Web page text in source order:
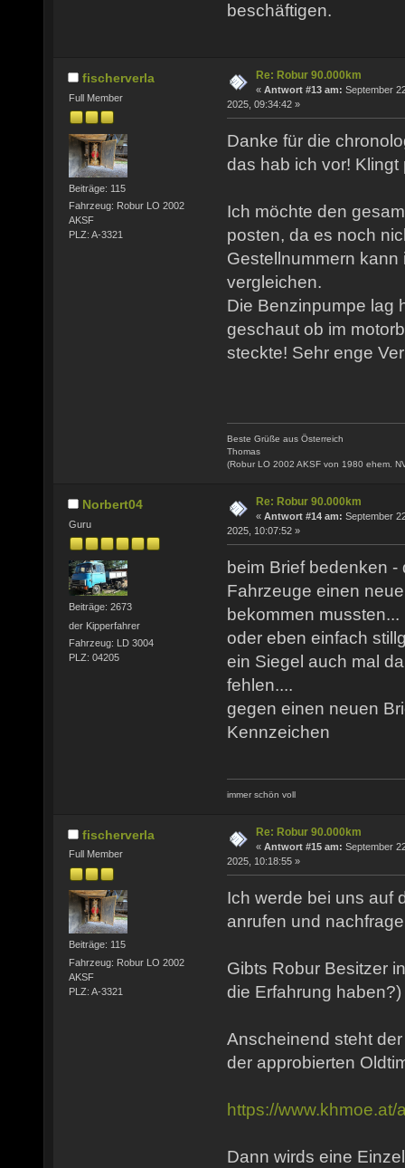
beschäftigen.
fischerverla
Full Member
Beiträge: 115
Fahrzeug: Robur LO 2002
AKSF
PLZ: A-3321
Re: Robur 90.000km
« Antwort #13 am: September
2025, 09:34:42 »
Danke für die
das hab ich vor! Klingt
Ich möchte den
posten, da es noch
Gestellnummern kann
vergleichen.
Die Benzinpumpe lag
geschaut ob im
steckte! Sehr enge
Beste Grüße aus Österreich
Thomas
(Robur LO 2002 AKSF von 1980 ehem.
Norbert04
Guru
Beiträge: 2673
der Kipperfahrer
Fahrzeug: LD 3004
PLZ: 04205
Re: Robur 90.000km
« Antwort #14 am: September
2025, 10:07:52 »
beim Brief bedenken
Fahrzeuge einen
bekommen mussten...
oder eben einfach
ein Siegel auch mal
fehlen....
gegen einen neuen
Kennzeichen
immer schön voll
fischerverla
Full Member
Beiträge: 115
Fahrzeug: Robur LO 2002
AKSF
PLZ: A-3321
Re: Robur 90.000km
« Antwort #15 am: September
2025, 10:18:55 »
Ich werde bei uns auf
anrufen und
Gibts Robur Besitzer
die Erfahrung haben?)
Anscheinend steht
der approbierten
https://www.khmoe.at/
Dann wirds eine